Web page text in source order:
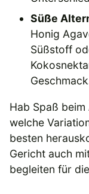
Süße
Honig
Süßstoff
Hab Spaß
welche
besten
Gericht auch
begleiten für